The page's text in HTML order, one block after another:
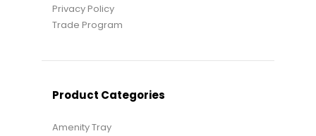
Privacy Policy
Trade Program
Product Categories
Amenity Tray